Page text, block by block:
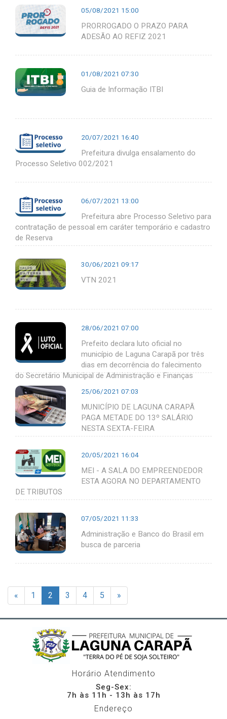
05/08/2021 15:00
PRORROGADO O PRAZO PARA
ADESÃO AO REFIZ 2021
01/08/2021 07:30
Guia de Informação ITBI
20/07/2021 16:40
Prefeitura divulga ensalamento do
Processo Seletivo 002/2021
06/07/2021 13:00
Prefeitura abre Processo Seletivo para
contratação de pessoal em caráter temporário e cadastro
de Reserva
30/06/2021 09:17
VTN 2021
28/06/2021 07:00
Prefeito declara luto oficial no
município de Laguna Carapã por três
dias em decorrência do falecimento
do Secretário Municipal de Administração e Finanças
25/06/2021 07:03
MUNICÍPIO DE LAGUNA CARAPÃ
PAGA METADE DO 13º SALÁRIO
NESTA SEXTA-FEIRA
20/05/2021 16:04
MEI - A SALA DO EMPREENDEDOR
ESTA AGORA NO DEPARTAMENTO
DE TRIBUTOS
07/05/2021 11:33
Administração e Banco do Brasil em
busca de parceria
« 1 2 3 4 5 »
Horário Atendimento
Seg-Sex:
7h às 11h - 13h às 17h
Endereço